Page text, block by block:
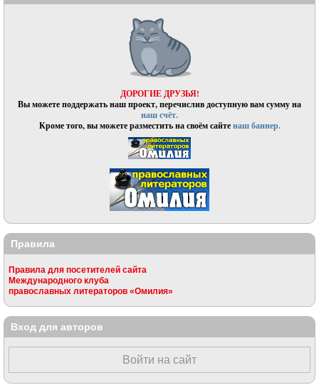
ДОРОГИЕ ДРУЗЬЯ!
Вы можете поддержать наш проект, перечислив доступную вам сумму на
наш счёт.
Кроме того, вы можете разместить на своём сайтенаш баннер.
Правила
Правила для посетителей сайта
Международного клуба
православных литераторов «Омилия»
Вход для авторов
Войти на сайт